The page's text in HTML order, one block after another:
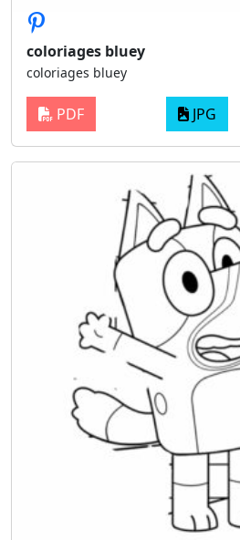
coloriages bluey
coloriages bluey
PDF JPG